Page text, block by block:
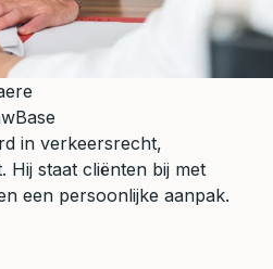
in verkeersrecht,
staat cliënten bij met
een persoonlijke aanpak.